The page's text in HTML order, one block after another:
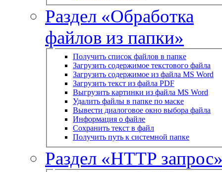
Раздел «Обработка
файлов из папки»
Получить список файлов в папке
Загрузить содержимое текстового файла
Загрузить содержимое из файла MS Word
Загрузить текст из файла PDF
Выгрузить картинки из файла MS Word
Удалить файлы в папке по маске
Вывести диалоговое окно выбора файла
Информация о файле
Сохранить текст в файл
Получить путь к системной папке
Раздел «HTTP